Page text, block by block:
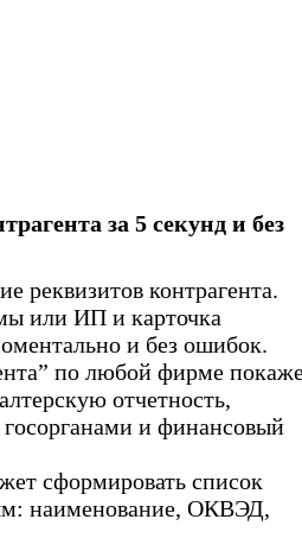
за 5 секунд и без
реквизитов контрагента.
или ИП и карточка
и без ошибок.
по любой фирме
отчетность,
и финансовый
сформировать список
наименование, ОКВЭД,